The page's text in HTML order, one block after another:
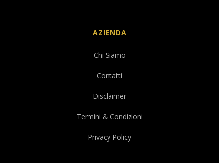
AZIENDA
Chi Siamo
Contatti
Disclaimer
Termini & Condizioni
Privacy Policy